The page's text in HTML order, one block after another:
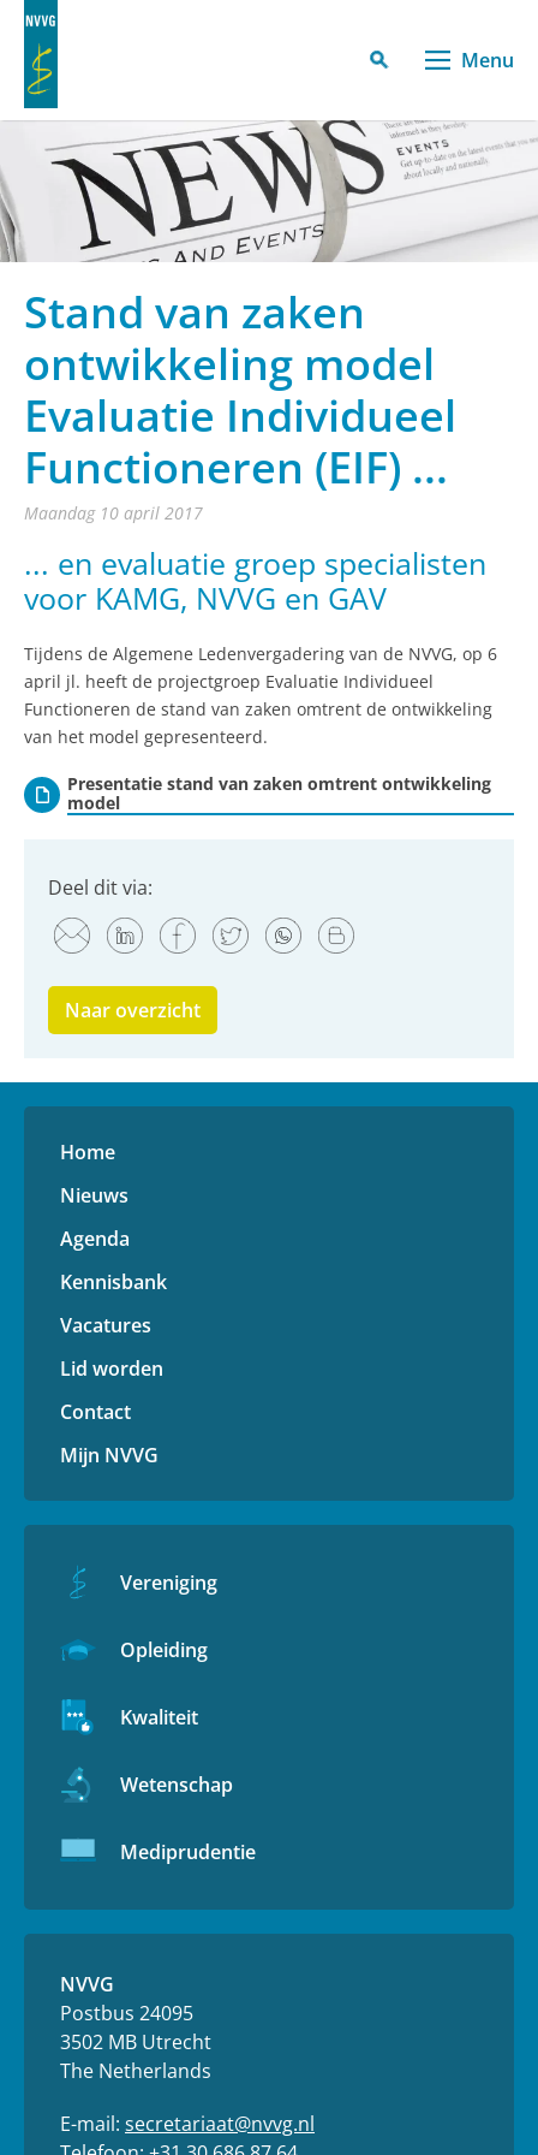
Menu
Stand van zaken
ontwikkeling model
Evaluatie Individueel
Functioneren (EIF) ...
maandag 10 april 2017
... en evaluatie groep specialisten
voor KAMG, NVVG en GAV
Tijdens de Algemene Ledenvergadering van de NVVG, op 6
april jl. heeft de projectgroep Evaluatie Individueel
Functioneren de stand van zaken omtrent de ontwikkeling
van het model gepresenteerd.
Presentatie stand van zaken omtrent ontwikkeling
model
Deel dit via:
Naar overzicht
Home
Nieuws
Agenda
Kennisbank
Vacatures
Lid worden
Contact
Mijn NVVG
Vereniging
Opleiding
Kwaliteit
Wetenschap
Mediprudentie
NVVG
Postbus 24095
3502 MB Utrecht
The Netherlands
E-mail: secretariaat@nvvg.nl